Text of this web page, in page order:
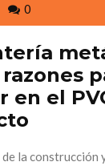
0
razones
en el
de la construcción